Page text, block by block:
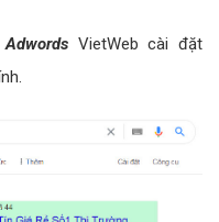
VietWeb cài đặt